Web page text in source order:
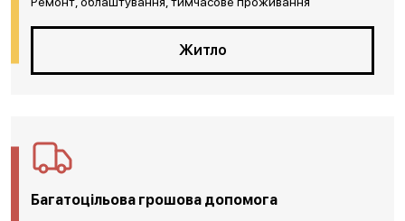
Житло
Багатоцільова грошова допомога